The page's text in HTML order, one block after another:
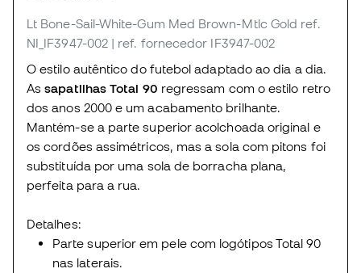
Lt Bone-Sail-White-Gum Med Brown-Mtlc Gold ref.
NI_IF3947-002 | ref. fornecedor IF3947-002
O estilo autêntico do futebol adaptado ao dia a dia.
As sapatilhas Total 90 regressam com o estilo retro
dos anos 2000 e um acabamento brilhante.
Mantém-se a parte superior acolchoada original e
os cordões assimétricos, mas a sola com pitons foi
substituída por uma sola de borracha plana,
perfeita para a rua.
Detalhes:
Parte superior em pele com logótipos Total 90
nas laterais.